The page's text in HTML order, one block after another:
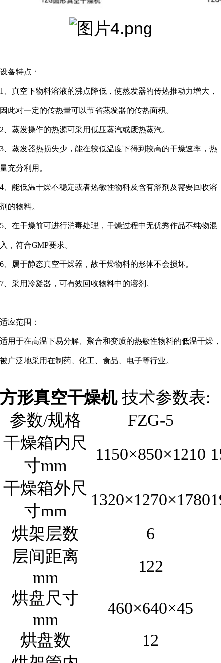
设备特点：
1、真空下物料溶液的沸点降低，使蒸发器的传热推动力增大，
因此对一定的传热量可以节省蒸发器的传热面积。
2、蒸发操作的热源可采用低压蒸汽或废热蒸汽。
3、蒸发器热损失少，能在较低温度下得到较高的干燥速率，热
量充分利用。
4、能低温干燥不稳定或者热敏性物料及含有溶剂及需要回收溶
剂的物料。
5、在干燥前可进行消毒处理，干燥过程中无优秀作品不纯物混
入，符合GMP要求。
6、属于静态真空干燥器，故干燥物料的形体不会损坏。
7、采用冷凝器，可有效回收物料中的溶剂。
适应范围：
适用于在高温下易分解、聚合和变质的热敏性物料的低温干燥，
被广泛地采用在制药、化工、食品、电子等行业。
方形真空干燥机技术参数表:
参数/规格
FZG-5
干燥箱内尺
寸mm
1150×850×1210
干燥箱外尺
寸mm
1320×1270×1780
烘架层数
6
层间距离
mm
122
烘盘尺寸
mm
460×640×45
烘盘数
12